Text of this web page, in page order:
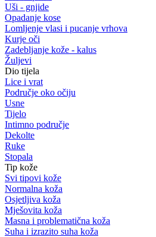
Uši - gnjide
Opadanje kose
Lomljenje vlasi i pucanje vrhova
Kurje oči
Zadebljanje kože - kalus
Žuljevi
Dio tijela
Lice i vrat
Područje oko očiju
Usne
Tijelo
Intimno područje
Dekolte
Ruke
Stopala
Tip kože
Svi tipovi kože
Normalna koža
Osjetljiva koža
Mješovita koža
Masna i problematična koža
Suha i izrazito suha koža